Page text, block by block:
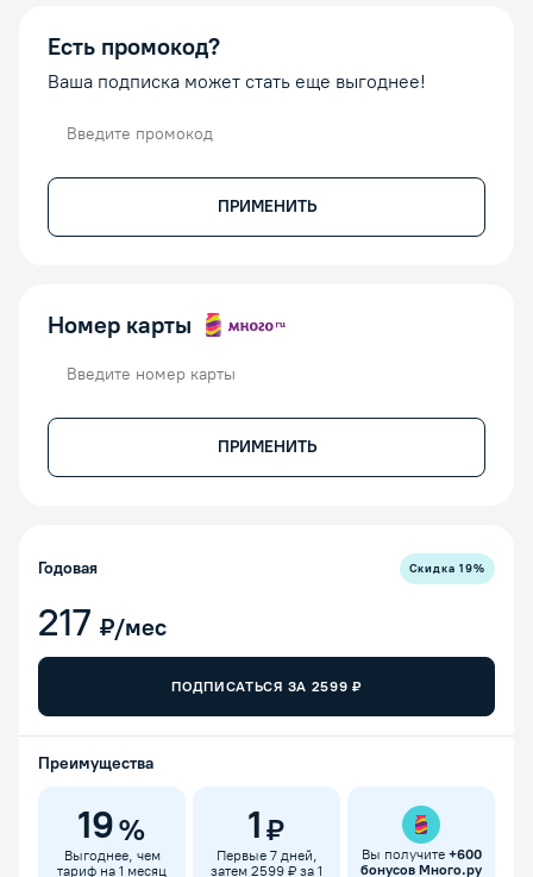
Есть промокод?
Ваша подписка может стать еще выгоднее!
ПРИМЕНИТЬ
Номер карты
ПРИМЕНИТЬ
Годовая Скидка19%
217 ₽/мес
ПОДПИСАТЬСЯ ЗА 2599 ₽
Преимущества
19%
Выгоднее, чем
тариф на 1 месяц
1 ₽
Первые 7 дней,
затем 2599 ₽ за 1
Вы получите +600
бонусов Много.ру